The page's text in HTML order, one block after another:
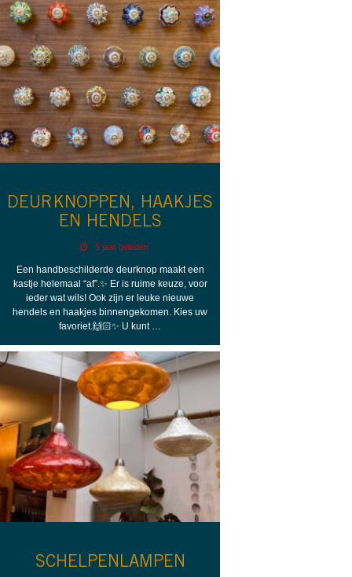
DEURKNOPPEN, HAAKJES
EN HENDELS
5 jaar geleden
Een handbeschilderde deurknop maakt een
kastje helemaal “af”.✨ Er is ruime keuze, voor
ieder wat wils! Ook zijn er leuke nieuwe
hendels en haakjes binnengekomen. Kies uw
favoriet.🙌🏻✨ U kunt …
SCHELPENLAMPEN